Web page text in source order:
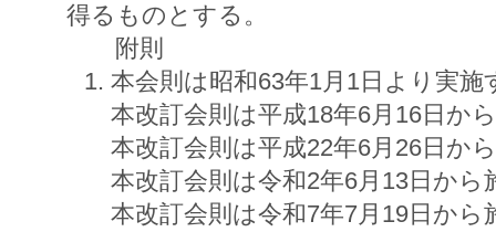
得るものとする。
附則
本会則は昭和63年1月1日より実施
本改訂会則は平成18年6月16日か
本改訂会則は平成22年6月26日か
本改訂会則は令和2年6月13日から
本改訂会則は令和7年7月19日から